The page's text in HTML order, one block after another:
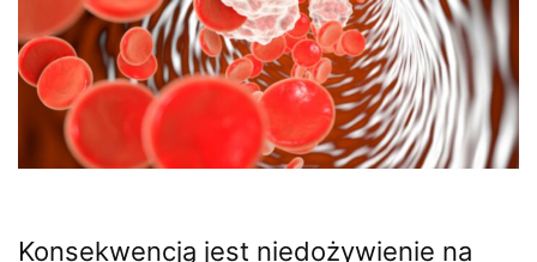
Konsekwencją jest niedożywienie na